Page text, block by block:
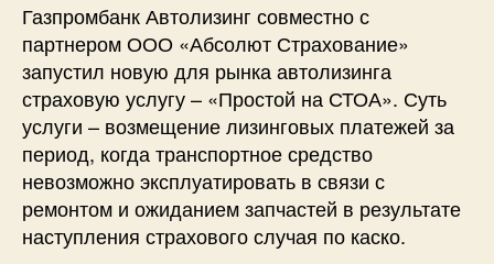
Газпромбанк Автолизинг совместно с
партнером ООО «Абсолют Страхование»
запустил новую для рынка автолизинга
страховую услугу – «Простой на СТОА». Суть
услуги – возмещение лизинговых платежей за
период, когда транспортное средство
невозможно эксплуатировать в связи с
ремонтом и ожиданием запчастей в результате
наступления страхового случая по каско.